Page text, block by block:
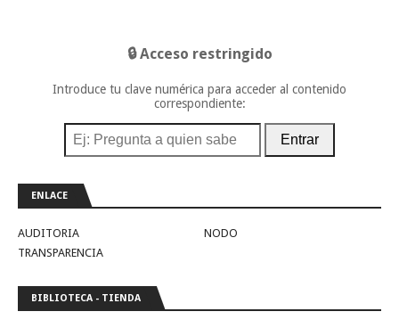
🔒 Acceso restringido
Introduce tu clave numérica para acceder al contenido
correspondiente:
Entrar
ENLACE
AUDITORIA
NODO
TRANSPARENCIA
BIBLIOTECA - TIENDA